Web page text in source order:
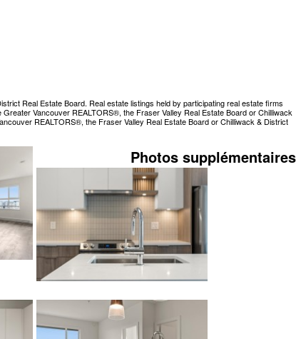
Real Estate Board. Real estate listings held by participating real estate firms
Vancouver REALTORS®, the Fraser Valley Real Estate Board or Chilliwack
REALTORS®, the Fraser Valley Real Estate Board or Chilliwack & District
Photos supplémentaires